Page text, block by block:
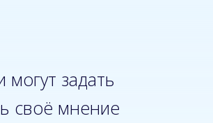
задать
своё мнение